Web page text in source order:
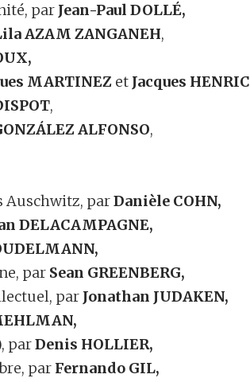
par Jean-Paul DOLLÉ,
AZAM ZANGANEH,
MARTINEZ et Jacques HENRIC
,
ALFONSO,
Auschwitz, parDanièle COHN,
DELACAMPAGNE,
par Sean GREENBERG,
par Jonathan JUDAKEN,
parDenis HOLLIER,
par Fernando GIL,